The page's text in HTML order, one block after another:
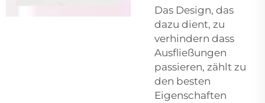
Das Design, das
dazu dient, zu
verhindern dass
Ausfließungen
passieren, zählt zu
den besten
Eigenschaften